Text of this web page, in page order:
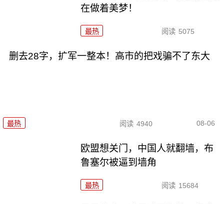
在做着美梦！
最热 阅读 5075
删去28字，扩军一整本！高市的把戏骗不了东大
最热 阅读 4940 08-06
欧盟想关门，中国人就翻墙，布
鲁塞尔被逼到墙角
最热 阅读 15684